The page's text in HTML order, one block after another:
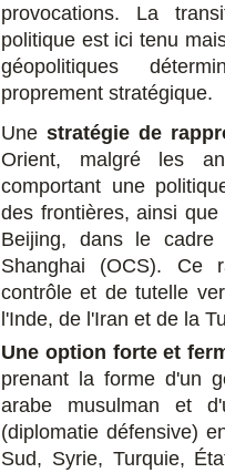
provocations. La
politique est ici tenu
géopolitiques
proprement stratégique.
Une stratégie de
Orient, malgré les
comportant une
des frontières, ainsi
Beijing, dans le cadre
Shanghai (OCS). Ce
contrôle et de tutelle
l'Inde, de l'Iran et de la
Une option forte et
prenant la forme d'un
arabe musulman et
(diplomatie défensive)
Sud, Syrie, Turquie,